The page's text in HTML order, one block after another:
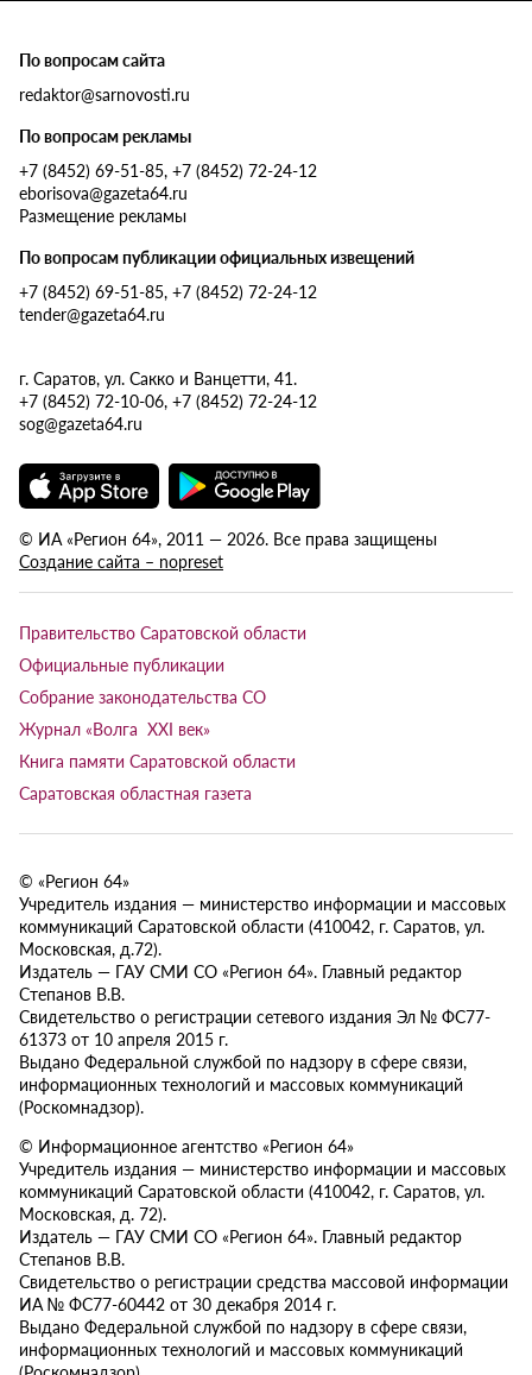
По вопросам сайта
redaktor@sarnovosti.ru
По вопросам рекламы
+7 (8452) 69-51-85, +7 (8452) 72-24-12
eborisova@gazeta64.ru
Размещение рекламы
По вопросам публикации официальных извещений
+7 (8452) 69-51-85, +7 (8452) 72-24-12
tender@gazeta64.ru
г. Саратов, ул. Сакко и Ванцетти, 41.
+7 (8452) 72-10-06, +7 (8452) 72-24-12
sog@gazeta64.ru
© ИА «Регион 64», 2011 — 2026. Все права защищены
Создание сайта – nopreset
Правительство Саратовской области
Официальные публикации
Собрание законодательства СО
Журнал «Волга XXI век»
Книга памяти Саратовской области
Саратовская областная газета
© «Регион 64»
Учредитель издания — министерство информации и массовых
коммуникаций Саратовской области (410042, г. Саратов, ул.
Московская, д.72).
Издатель — ГАУ СМИ СО «Регион 64». Главный редактор
Степанов В.В.
Свидетельство о регистрации сетевого издания Эл № ФС77-
61373 от 10 апреля 2015 г.
Выдано Федеральной службой по надзору в сфере связи,
информационных технологий и массовых коммуникаций
(Роскомнадзор).
© Информационное агентство «Регион 64»
Учредитель издания — министерство информации и массовых
коммуникаций Саратовской области (410042, г. Саратов, ул.
Московская, д. 72).
Издатель — ГАУ СМИ СО «Регион 64». Главный редактор
Степанов В.В.
Свидетельство о регистрации средства массовой информации
ИА № ФС77-60442 от 30 декабря 2014 г.
Выдано Федеральной службой по надзору в сфере связи,
информационных технологий и массовых коммуникаций